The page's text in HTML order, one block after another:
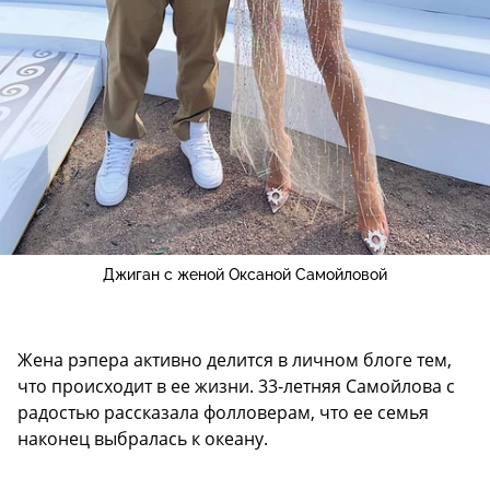
Джиган с женой Оксаной Самойловой
Жена рэпера активно делится в личном блоге тем,
что происходит в ее жизни. 33-летняя Самойлова с
радостью рассказала фолловерам, что ее семья
наконец выбралась к океану.